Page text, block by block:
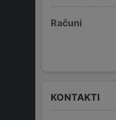
Računi
KONTAKTI